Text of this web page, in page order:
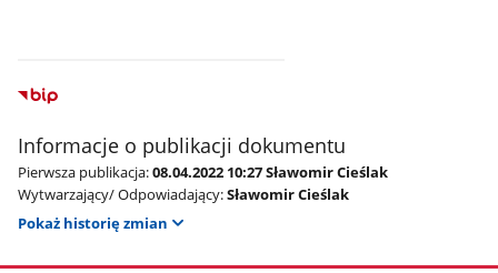
Informacje o publikacji dokumentu
Pierwsza publikacja:08.04.2022 10:27 Sławomir Cieślak
Wytwarzający/ Odpowiadający:Sławomir Cieślak
Pokaż historię zmian